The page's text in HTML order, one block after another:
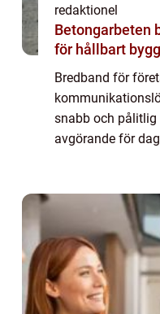
redaktionel
Betongarbeten borås en
för hållbart
Bredband för
snabb och
avgörande för
datahanter...